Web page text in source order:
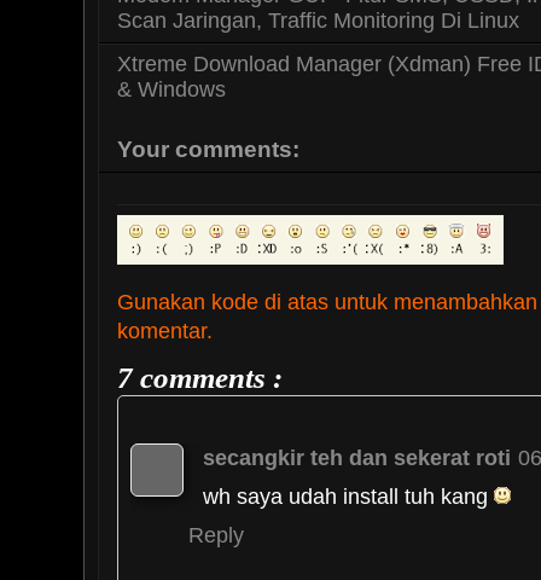
Scan Jaringan, Traffic Monitoring Di Linux
Xtreme Download Manager (Xdman) Free
& Windows
Your comments:
Gunakan kode di atas untuk
komentar.
7 comments :
secangkir teh dan sekerat roti
wh saya udah install tuh kang
Reply